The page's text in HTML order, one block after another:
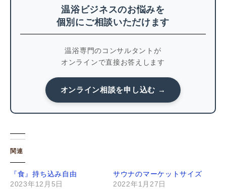
温浴ビジネスのお悩みを
個別にご相談いただけます
温浴専門のコンサルタントが
オンラインで直接お答えします
オンライン相談を申し込む →
関連
『食』持ち込み自由
2023年12月5日
サウナのマーケットサイズ
2022年1月27日